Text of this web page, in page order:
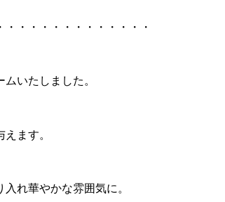
・・・・・・・・・・・・
いたしました。
ます。
れ華やかな雰囲気に。